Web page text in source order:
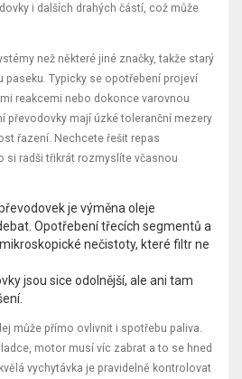
i dalších drahých částí, což může
než některé jiné značky, takže starý
paseku. Typicky se opotřebení projeví
reakcemi nebo dokonce varovnou
převodovky mají úzké toleranční mezery
řazení. Nechcete řešit repas
si radši třikrát rozmyslíte včasnou
je výměna oleje
Opotřebení třecích segmentů a
nečistoty, které filtr ne
jsou sice odolnější, ale ani tam
může přímo ovlivnit i spotřebu paliva.
motor musí víc zabrat a to se hned
vychytávka je pravidelně kontrolovat